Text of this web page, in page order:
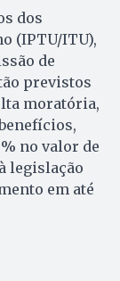
dos
(IPTU/ITU),
de
previstos
moratória,
no valor de
legislação
em até